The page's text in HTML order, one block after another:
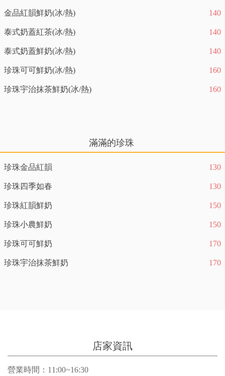
金品紅韻鮮奶(冰/熱) 140
泰式奶蓋紅茶(冰/熱) 140
泰式奶蓋鮮奶(冰/熱) 140
珍珠可可鮮奶(冰/熱) 160
珍珠宇治抹茶鮮奶(冰/熱) 160
滿滿的珍珠
珍珠金品紅韻 130
珍珠四季如春 130
珍珠紅韻鮮奶 150
珍珠小農鮮奶 150
珍珠可可鮮奶 170
珍珠宇治抹茶鮮奶 170
店家資訊
營業時間：11:00~16:30